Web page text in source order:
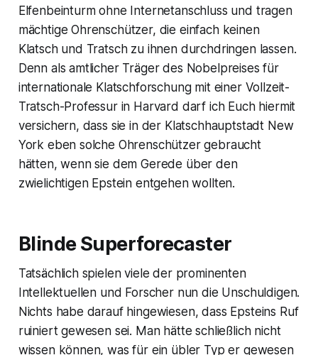
Elfenbeinturm ohne Internetanschluss und tragen
mächtige Ohrenschützer, die einfach keinen
Klatsch und Tratsch zu ihnen durchdringen lassen.
Denn als amtlicher Träger des Nobelpreises für
internationale Klatschforschung mit einer Vollzeit-
Tratsch-Professur in Harvard darf ich Euch hiermit
versichern, dass sie in der Klatschhauptstadt New
York eben solche Ohrenschützer gebraucht
hätten, wenn sie dem Gerede über den
zwielichtigen Epstein entgehen wollten.
Blinde Superforecaster
Tatsächlich spielen viele der prominenten
Intellektuellen und Forscher nun die Unschuldigen.
Nichts habe darauf hingewiesen, dass Epsteins Ruf
ruiniert gewesen sei. Man hätte schließlich nicht
wissen können, was für ein übler Typ er gewesen